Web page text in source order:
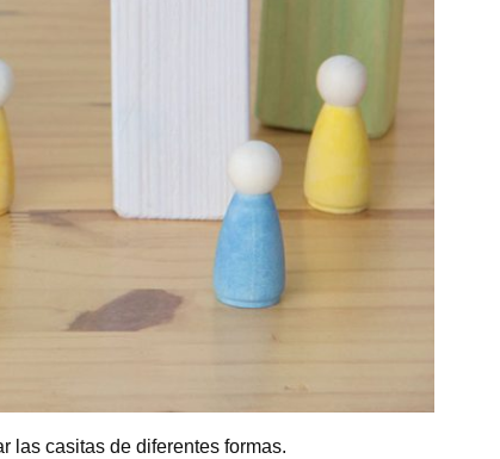
las casitas de diferentes formas.